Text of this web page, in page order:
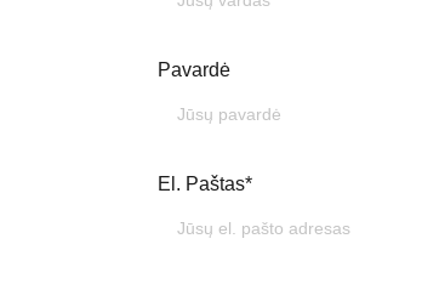
Pavardė
El. Paštas*